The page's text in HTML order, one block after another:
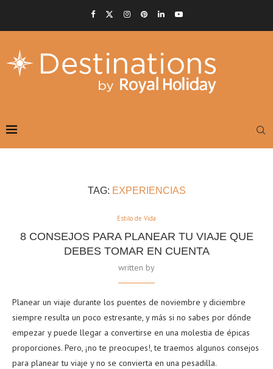
TAG: EXPERIENCIAS
Estilo de Vida
8 CONSEJOS PARA PLANEAR TU VIAJE QUE
DEBES TOMAR EN CUENTA
written by
Planear un viaje durante los puentes de noviembre y diciembre
siempre resulta un poco estresante, y más si no sabes por dónde
empezar y puede llegar a convertirse en una molestia de épicas
proporciones. Pero, ¡no te preocupes!, te traemos algunos consejos
para planear tu viaje y no se convierta en una pesadilla.